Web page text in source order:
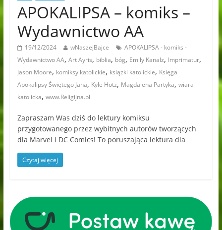
APOKALIPSA – komiks –
Wydawnictwo AA
19/12/2024 wNaszejBajce
APOKALIPSA - komiks -
Wydawnictwo AA, Art Ayris, biblia, bóg, Emily Kanalz, Imprimatur,
Jason Moore, komiksy katolickie, ksiązki katolickie, Księga
Apokalipsy Świętego Jana, Kyle Hotz, Magdalena Partyka, wiara
katolicka, www.Religijna.pl
Zapraszam Was dziś do lektury komiksu
przygotowanego przez wybitnych autorów tworzących
dla Marvel i DC Comics! To poruszająca lektura dla
Czytaj więcej